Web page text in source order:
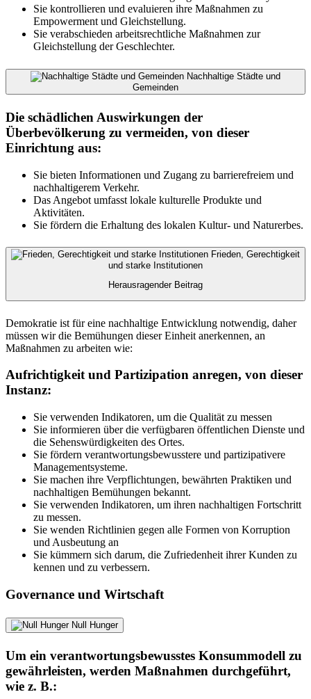
Sie kontrollieren und evaluieren ihre Maßnahmen zu
Empowerment und Gleichstellung.
Sie verabschieden arbeitsrechtliche Maßnahmen zur
Gleichstellung der Geschlechter.
Nachhaltige Städte und
Gemeinden
Die schädlichen Auswirkungen der
Überbevölkerung zu vermeiden, von dieser
Einrichtung aus:
Sie bieten Informationen und Zugang zu barrierefreiem und
nachhaltigerem Verkehr.
Das Angebot umfasst lokale kulturelle Produkte und
Aktivitäten.
Sie fördern die Erhaltung des lokalen Kultur- und Naturerbes.
Frieden, Gerechtigkeit
und starke Institutionen
Herausragender Beitrag
Demokratie ist für eine nachhaltige Entwicklung notwendig, daher
müssen wir die Bemühungen dieser Einheit anerkennen, an
Maßnahmen zu arbeiten wie:
Aufrichtigkeit und Partizipation anregen, von dieser
Instanz:
Sie verwenden Indikatoren, um die Qualität zu messen
Sie informieren über die verfügbaren öffentlichen Dienste und
die Sehenswürdigkeiten des Ortes.
Sie fördern verantwortungsbewusstere und partizipativere
Managementsysteme.
Sie machen ihre Verpflichtungen, bewährten Praktiken und
nachhaltigen Bemühungen bekannt.
Sie verwenden Indikatoren, um ihren nachhaltigen Fortschritt
zu messen.
Sie wenden Richtlinien gegen alle Formen von Korruption
und Ausbeutung an
Sie kümmern sich darum, die Zufriedenheit ihrer Kunden zu
kennen und zu verbessern.
Governance und Wirtschaft
Null Hunger
Um ein verantwortungsbewusstes Konsummodell zu
gewährleisten, werden Maßnahmen durchgeführt,
wie z. B.: